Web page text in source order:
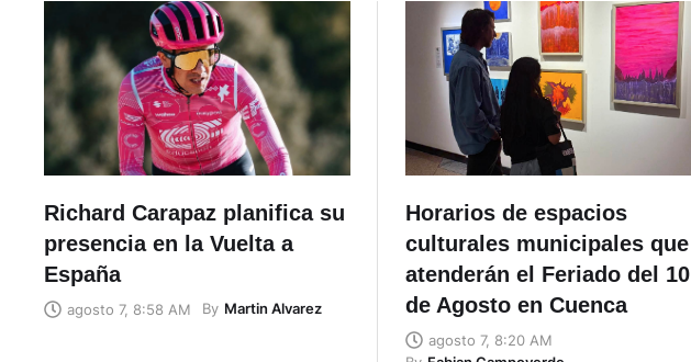
Richard Carapaz planifica su
presencia en la Vuelta a
España
agosto 7, 8:58 AM By Martin Alvarez
Horarios de espacios
culturales municipales que
atenderán el Feriado del 10
de Agosto en Cuenca
agosto 7, 8:20 AM